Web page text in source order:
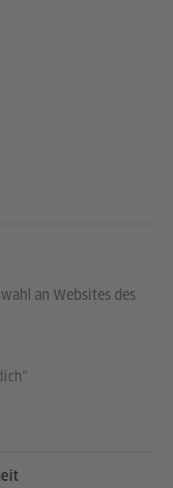
an Websites des